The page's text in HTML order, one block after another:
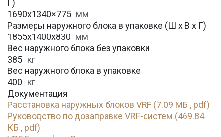
Г)
1690х1340×775 мм
Размеры наружного блока в упаковке (Ш х В х Г)
1855х1400х830 мм
Вес наружного блока без упаковки
385 кг
Вес наружного блока в упаковке
400 кг
Документация
Расстановка наружных блоков VRF (7.09 МБ , pdf)
Руководство по дозаправке VRF-систем (469.84
КБ , pdf)